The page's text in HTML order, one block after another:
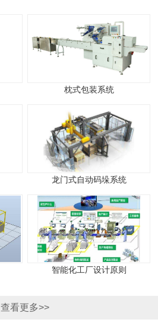
枕式包装系统
龙门式自动码垛系统
智能化工厂设计原则
查看更多>>